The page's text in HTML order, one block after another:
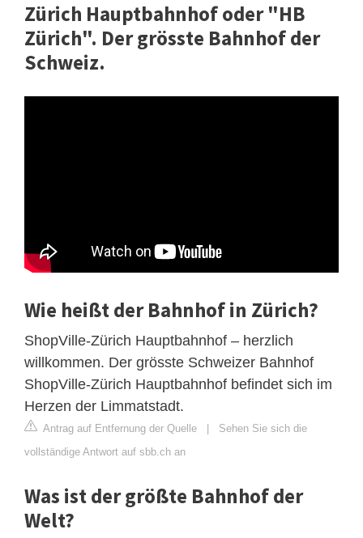
Zürich Hauptbahnhof oder "HB
Zürich". Der grösste Bahnhof der
Schweiz.
Wie heißt der Bahnhof in Zürich?
ShopVille-Zürich Hauptbahnhof – herzlich
willkommen. Der grösste Schweizer Bahnhof
ShopVille-Zürich Hauptbahnhof befindet sich im
Herzen der Limmatstadt.
Antrag auf Entfernung der Quelle | Sehen Sie sich die
vollständige Antwort auf sbb.ch an
Was ist der größte Bahnhof der
Welt?